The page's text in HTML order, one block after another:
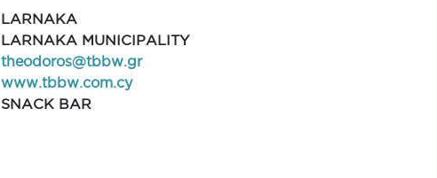
LARNAKA
LARNAKA MUNICIPALITY
theodoros@tbbw.gr
www.tbbw.com.cy
SNACK BAR